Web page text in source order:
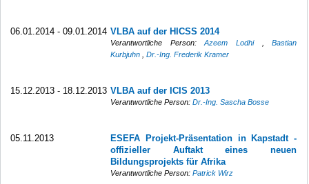
06.01.2014 - 09.01.2014 VLBA auf der HICSS 2014
Verantwortliche Person:Azeem Lodhi ,Bastian
Kurbjuhn
,Dr.-Ing. Frederik Kramer
15.12.2013 - 18.12.2013 VLBA auf der ICIS 2013
Verantwortliche Person:Dr.-Ing. Sascha Bosse
05.11.2013
ESEFA Projekt-Präsentation in Kapstadt -
offizieller Auftakt eines neuen
Bildungsprojekts für Afrika
Verantwortliche Person:Patrick Wirz